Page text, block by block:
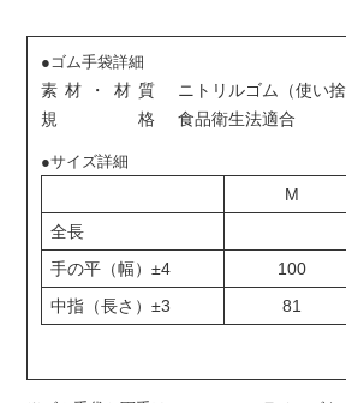
●ゴム手袋詳細
素材・材質
ニトリルゴム（使い捨
規格
食品衛生法適合
●サイズ詳細
M
全長
手の平（幅）±4
100
中指（長さ）±3
81